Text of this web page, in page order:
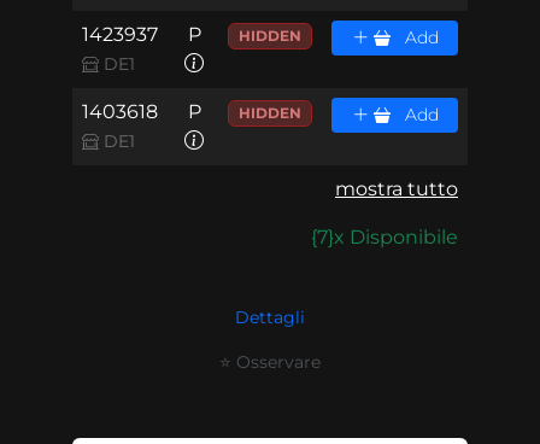
1423937
DE1
P HIDDEN Add
1403618
DE1
P HIDDEN Add
mostra tutto
{7}x Disponibile
Dettagli
⭐ Osservare